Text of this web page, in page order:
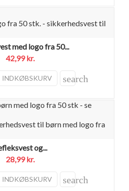
med logo fra 50...
42,99 kr.
search
og...
28,99 kr.
search